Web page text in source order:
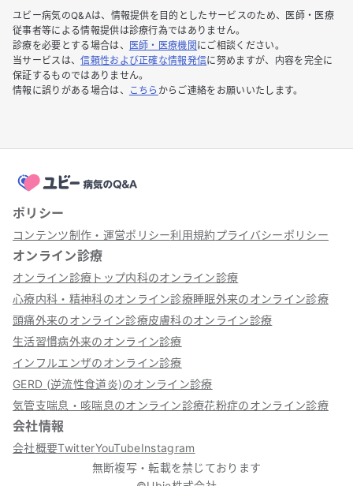
ユビー病気のQ&Aは、情報提供を目的としたサービスのため、医師・医療
従事者等による情報提供は診療行為ではありません。
診療を必要とする場合は、
医師・医療機関 にご相談ください。
当サービスは、信頼性および正確な情報発信に努めますが、内容を完全に
保証するものではありません。
情報に誤りがある場合は、
こちら からご連絡をお願いいたします。
ポリシー
コンテンツ制作・運営ポリシー利用規約プライバシーポリシー
オンライン診療
オンライン診療トップ内科のオンライン診療
心療内科・精神科のオンライン診療睡眠外来のオンライン診療
頭痛外来のオンライン診療皮膚科のオンライン診療
生活習慣病外来のオンライン診療
インフルエンザのオンライン診療
GERD (逆流性食道炎)のオンライン診療
気管支喘息・咳喘息のオンライン診療花粉症のオンライン診療
会社情報
会社概要TwitterYouTubeInstagram
無断複写・転載を禁じております